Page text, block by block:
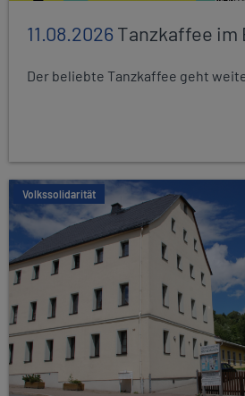
11.08.2026Tanzkaffee im
Der beliebte Tanzkaffee geht
Volkssolidarität